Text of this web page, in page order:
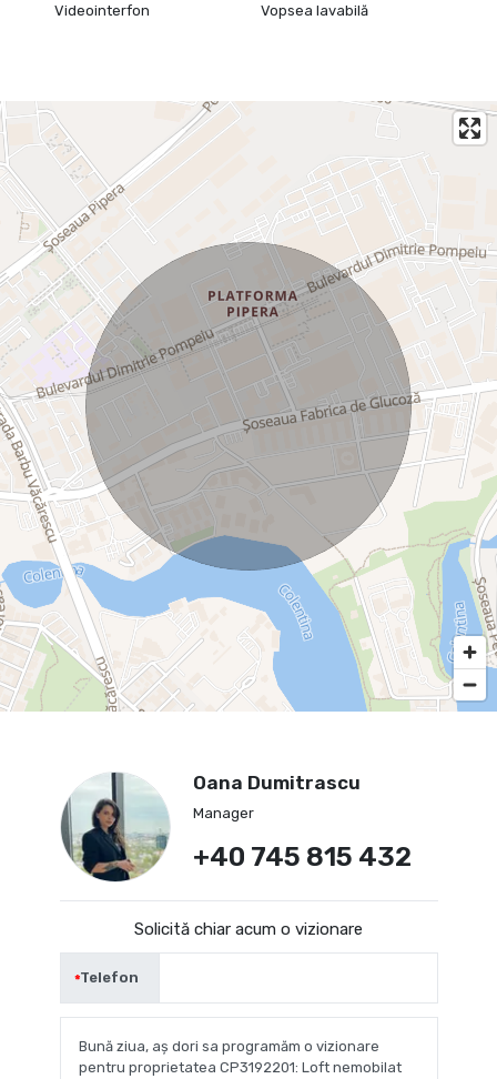
Videointerfon Vopsea lavabilă
Oana Dumitrascu
Manager
+40 745 815 432
Solicită chiar acum o vizionare
Telefon